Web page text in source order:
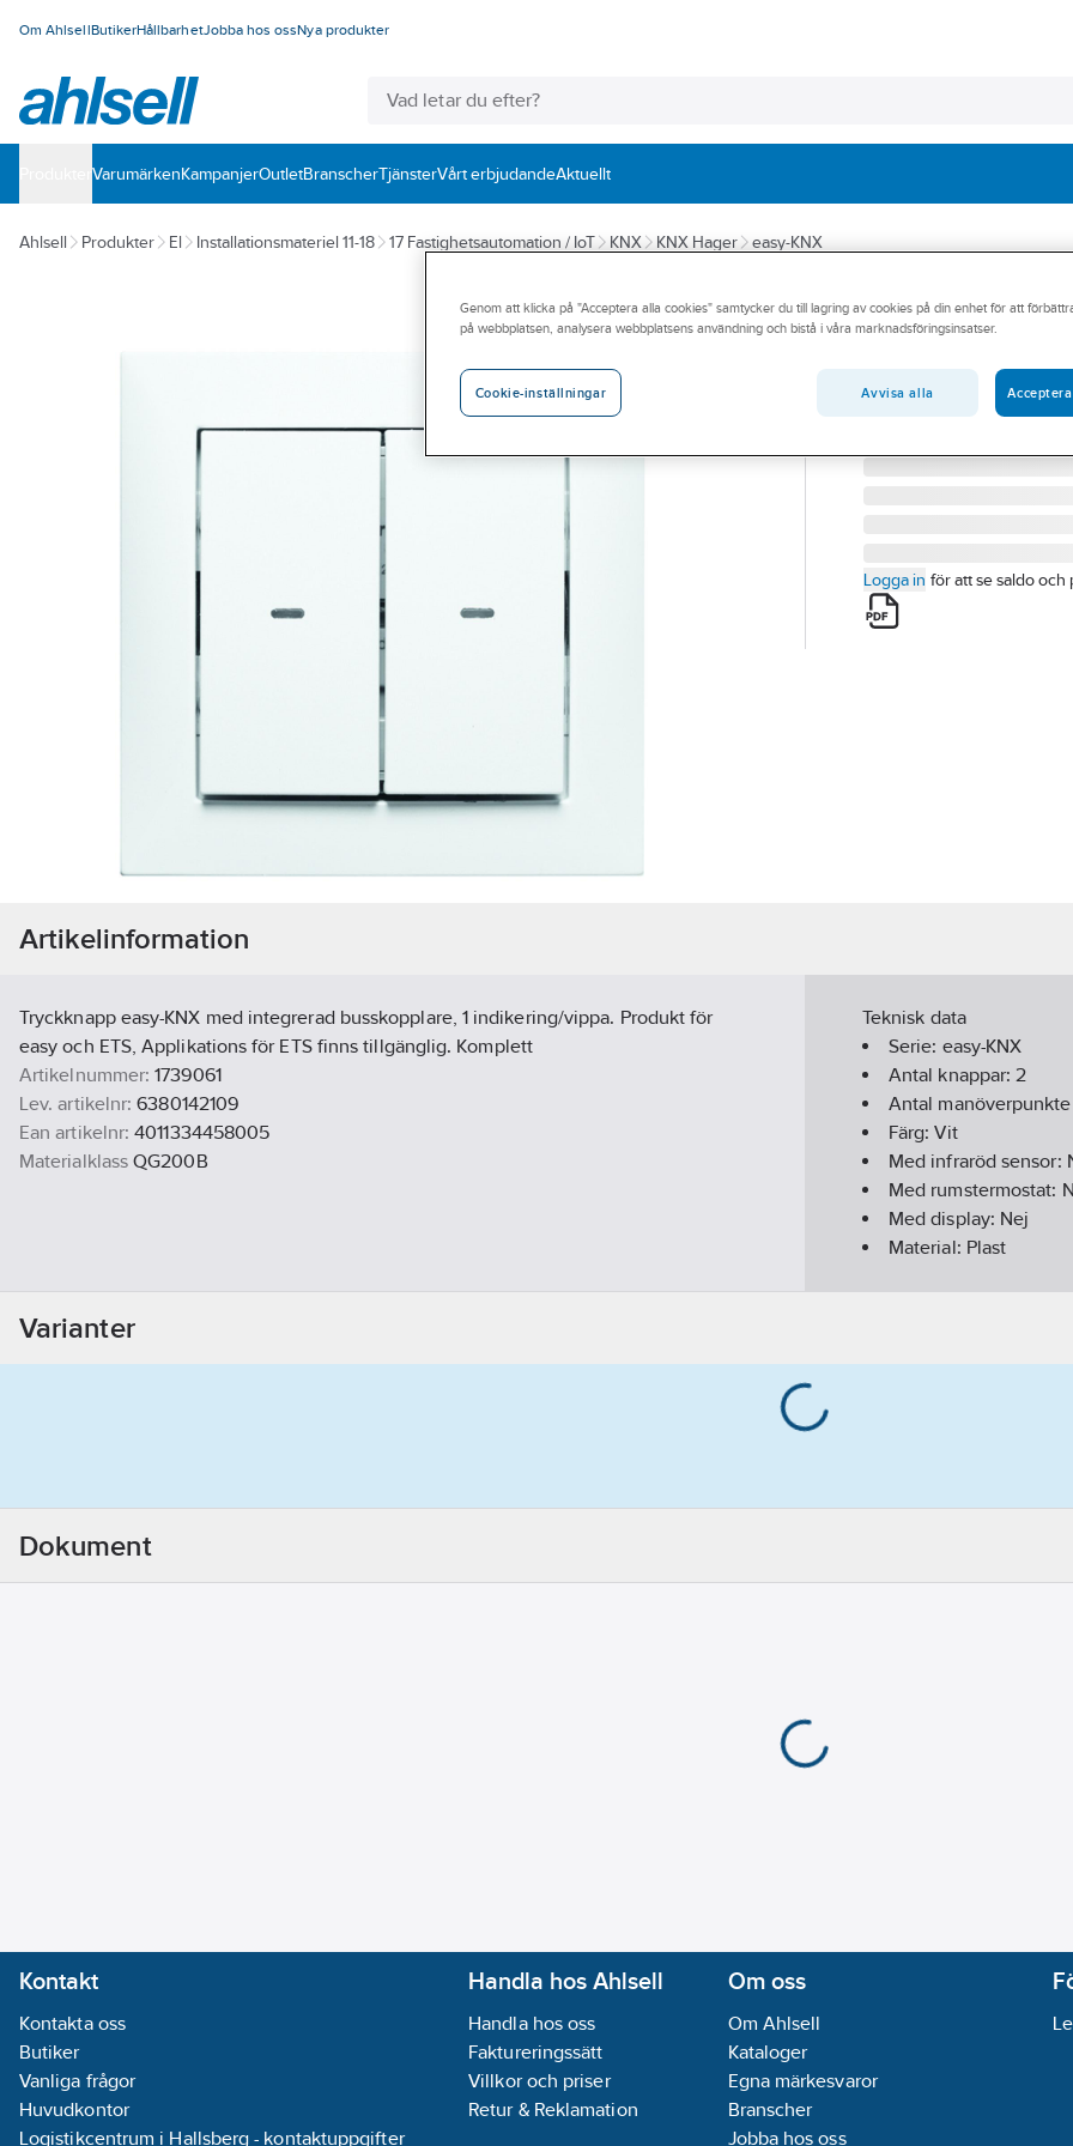
Om AhlsellButikerHållbarhetJobba hos ossNya produkter
VarumärkenKampanjerOutletBranscherTjänsterVårt erbjudandeAktuellt
Ahlsell Produkter El Installationsmateriel 11-18 17 Fastighetsautomation / IoT KNX KNX Hager easy-KNX
HAGER
Tryckknapp
TRYCKKNAPP KNX
Artikelnummer:
1739061
6380142109
Logga in för att se saldo och
Artikelinformation
Tryckknapp easy-KNX med integrerad busskopplare, 1 indikering/vippa. Produkt för
easy och ETS, Applikations för ETS finns tillgänglig. Komplett
Artikelnummer: 1739061
Lev. artikelnr: 6380142109
Ean artikelnr: 4011334458005
Materialklass QG200B
Teknisk data
Serie: easy-KNX
Antal knappar:2
Antal
Färg:Vit
Med infraröd sensor:
Med rumstermostat:
Med display: Nej
Material: Plast
Bussystem KNX-RF
RAL-nummer
Varianter
Dokument
Kontakt
Kontakta oss
Butiker
Vanliga frågor
Huvudkontor
Logistikcentrum i Hallsberg - kontaktuppgifter
Handla hos Ahlsell
Handla hos oss
Faktureringssätt
Villkor och priser
Retur & Reklamation
Om oss
Om Ahlsell
Kataloger
Egna märkesvaror
Branscher
Jobba hos oss
Genom att klicka på "Acceptera alla cookies" samtycker du till lagring av cookies på din enhet för att
på webbplatsen, analysera webbplatsens användning och bistå i våra marknadsföringsinsatser.
Cookie-inställningar Avvisa alla